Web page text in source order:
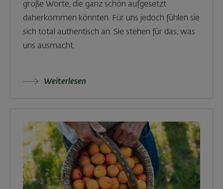
große Worte, die ganz schön aufgesetzt
daherkommen könnten. Für uns jedoch fühlen sie
sich total authentisch an. Sie stehen für das, was
uns ausmacht.
Weiterlesen